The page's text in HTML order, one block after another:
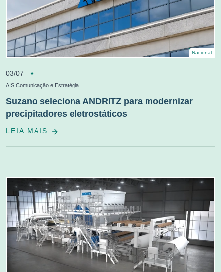
Nacional
03/07
AIS Comunicação e Estratégia
Suzano seleciona ANDRITZ para modernizar
precipitadores eletrostáticos
LEIA MAIS